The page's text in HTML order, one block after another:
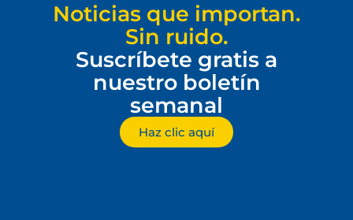
Noticias que importan.
Sin ruido.
Suscríbete gratis a
nuestro boletín
semanal
Haz clic aquí